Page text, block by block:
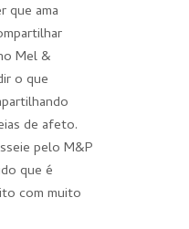
que ama
Mel &
o que
de afeto.
pelo M&P
que é
com muito